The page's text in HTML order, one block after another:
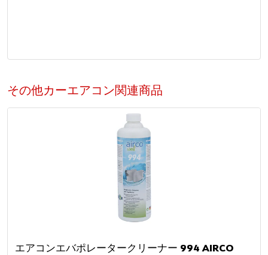
その他カーエアコン関連商品
エアコンエバポレータークリーナー 994 AIRCO